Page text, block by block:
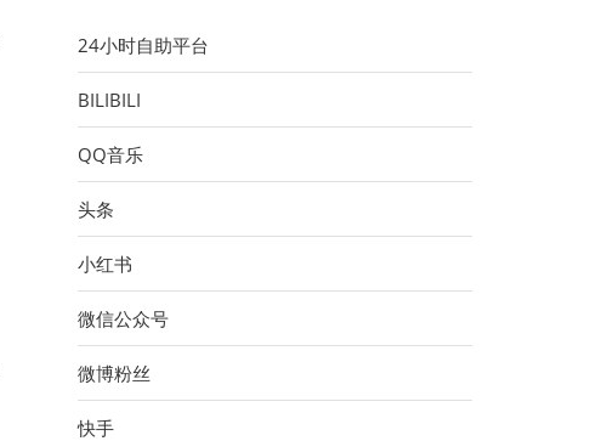
24小时自助平台
BILIBILI
QQ音乐
头条
小红书
微信公众号
微博粉丝
快手